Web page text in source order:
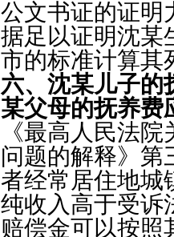
公文书证的证明
据足以证明沈某
市的标准计算其
六、沈某儿子的
某父母的抚养费
《最高人民法
问题的解释》第
者经常居住地城
纯收入高于受诉
赔偿金可以按照